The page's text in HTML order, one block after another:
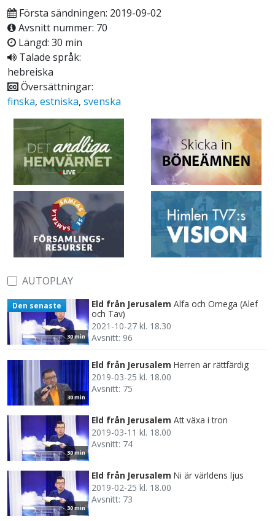
Första sändningen: 2019-09-02
Avsnitt nummer: 70
Längd: 30 min
Talade språk:
hebreiska
Översättningar:
finska, estniska, svenska
AUTOPLAY
30 min
Den senaste Eld från Jerusalem Alfa och Omega (Alef
och Tav)
2021-10-27 kl. 18.30
Avsnitt: 96
30 min
Eld från Jerusalem Herren är rättfärdig
2019-03-25 kl. 18.00
Avsnitt: 75
30 min
Eld från Jerusalem Att växa i tron
2019-03-11 kl. 18.00
Avsnitt: 74
30 min
Eld från Jerusalem Ni är världens ljus
2019-02-25 kl. 18.00
Avsnitt: 73